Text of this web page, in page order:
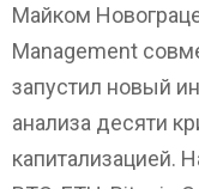
Майком
Management
запустил новый
анализа десяти
капитализацией.